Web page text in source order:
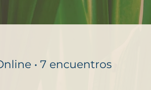
• 7 encuentros